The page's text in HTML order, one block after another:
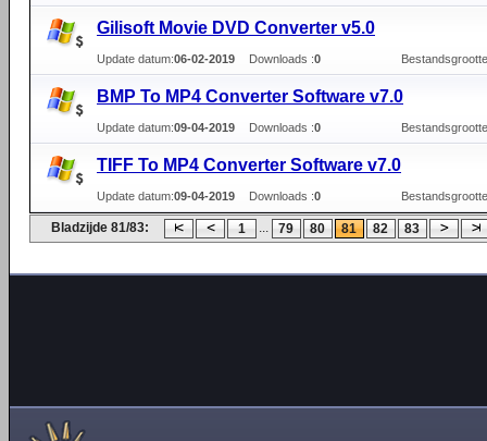
Gilisoft Movie DVD Converter v5.0
Update datum:06-02-2019 Downloads :0
BMP To MP4 Converter Software v7.0
Update datum:09-04-2019 Downloads :0
TIFF To MP4 Converter Software v7.0
Update datum:09-04-2019 Downloads :0
Bladzijde 81/83: 1 ... 79 80 81 82 83